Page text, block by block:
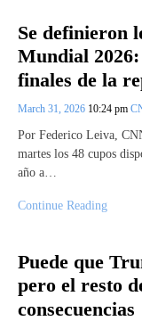
Se definieron
Mundial 2026:
finales de la
March 31, 2026 10:24 pm
Por Federico Leiva,
martes los 48 cupos
año a…
Continue Reading
Puede que
pero el resto
consecuencias